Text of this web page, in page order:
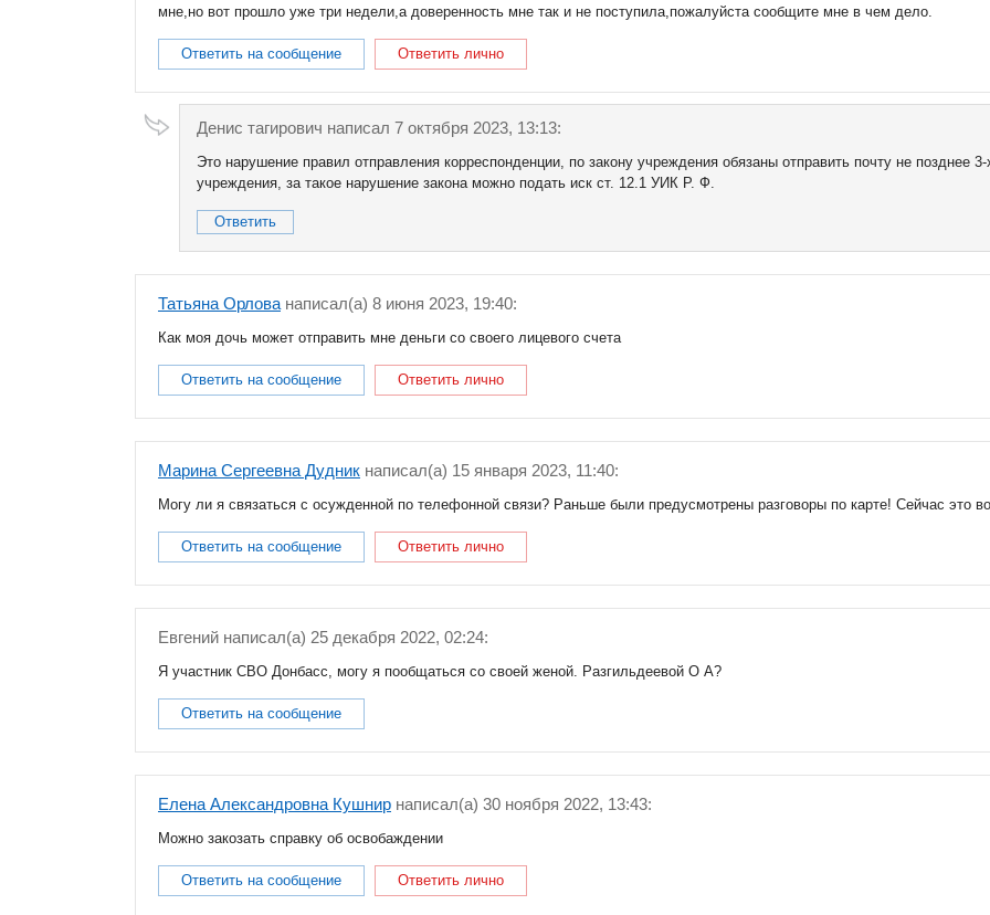
мне,но вот прошло уже три недели,а доверенность мне так и не поступила,пожалуйста сообщите мне в чем дело.
Ответить на сообщение Ответить лично
Денис тагирович написал 7 октября 2023, 13:13:
Это нарушение правил отправления корреспонденции, по закону учреждения обязаны отправить почту не позднее
учреждения, за такое нарушение закона можно подать иск ст. 12.1 УИК Р. Ф.
Ответить
Татьяна Орлова написал(a) 8 июня 2023, 19:40:
Как моя дочь может отправить мне деньги со своего лицевого счета
Ответить на сообщение Ответить лично
Марина Сергеевна Дудник написал(a) 15 января 2023, 11:40:
Могу ли я связаться с осужденной по телефонной связи? Раньше были предусмотрены разговоры по карте! Сейчас это
Ответить на сообщение Ответить лично
Евгений написал(a) 25 декабря 2022, 02:24:
Я участник СВО Донбасс, могу я пообщаться со своей женой. Разгильдеевой О А?
Ответить на сообщение
Елена Александровна Кушнир написал(a) 30 ноября 2022, 13:43:
Можно закозать справку об освобаждении
Ответить на сообщение Ответить лично